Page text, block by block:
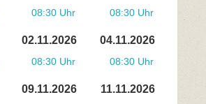
08:30 Uhr 08:30 Uhr
02.11.2026
08:30 Uhr
04.11.2026
08:30 Uhr
09.11.2026 11.11.2026